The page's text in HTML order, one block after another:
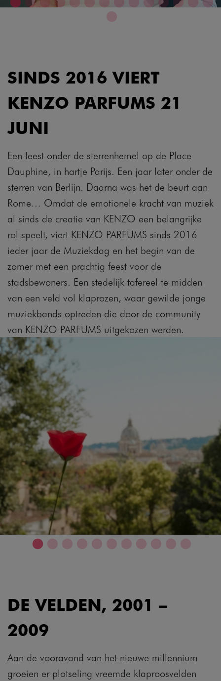
SINDS 2016 VIERT
KENZO PARFUMS 21
JUNI
Een feest onder de sterrenhemel op de Place
Dauphine, in hartje Parijs. Een jaar later onder de
sterren van Berlijn. Daarna was het de beurt aan
Rome… Omdat de emotionele kracht van muziek
al sinds de creatie van KENZO een belangrijke
rol speelt, viert KENZO PARFUMS sinds 2016
ieder jaar de Muziekdag en het begin van de
zomer met een prachtig feest voor de
stadsbewoners. Een stedelijk tafereel te midden
van een veld vol klaprozen, waar gewilde jonge
muziekbands optreden die door de community
van KENZO PARFUMS uitgekozen werden.
DE VELDEN, 2001 –
2009
Aan de vooravond van het nieuwe millennium
groeien er plotseling vreemde klaproosvelden